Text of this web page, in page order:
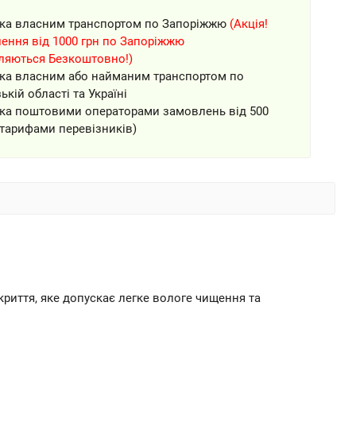
власним транспортом по Запоріжжю (Акція!
від 1000 грн по Запоріжжю
Безкоштовно!)
власним або найманим транспортом по
області та Україні
поштовими операторами замовлень від 500
перевізників)
яке допускає легке вологе чищення та